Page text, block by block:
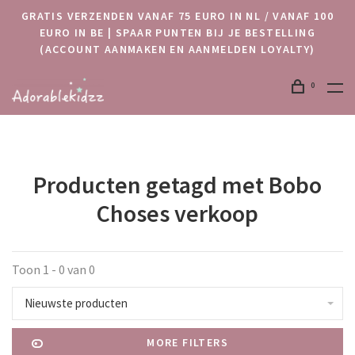
GRATIS VERZENDEN VANAF 75 EURO IN NL / VANAF 100
EURO IN BE | SPAAR PUNTEN BIJ JE BESTELLING
(ACCOUNT AANMAKEN EN AANMELDEN LOYALTY)
0
Producten getagd met Bobo
Choses verkoop
Toon 1 - 0 van 0
Nieuwste producten
MORE FILTERS